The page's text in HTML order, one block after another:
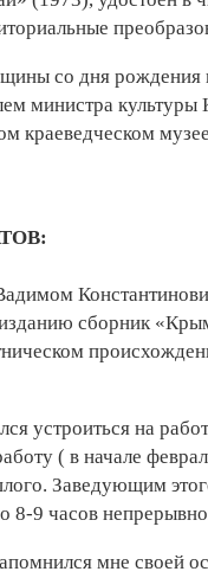
со дня рождения
министра
краеведческом
сборник
устроиться на
( в начале
Заведующим
8-9 часов
мне своей